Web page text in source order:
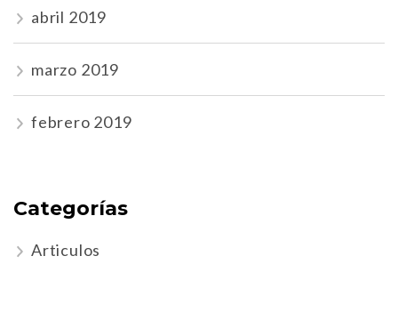
abril 2019
marzo 2019
febrero 2019
Categorías
Articulos